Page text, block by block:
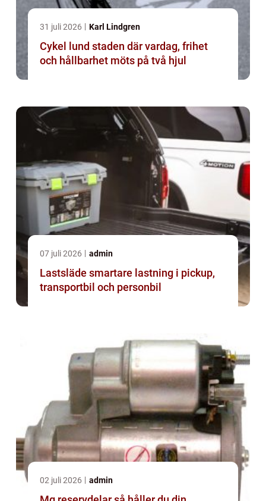
31 juli 2026 Karl Lindgren
Cykel lund staden där vardag, frihet
och hållbarhet möts på två hjul
07 juli 2026 admin
Lastsläde smartare lastning i pickup,
transportbil och personbil
02 juli 2026 admin